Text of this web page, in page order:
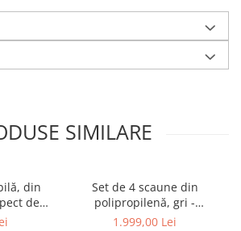
SIMILARE
din
de
Set de 4 scaune din
polipropilenă, gri -
AMANDA
1.999,00 Lei